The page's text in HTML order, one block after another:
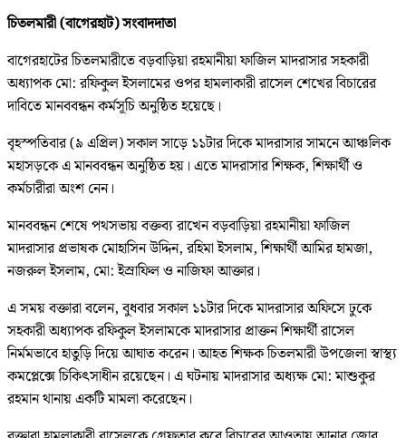
চিতলমারী (বাগেরহাট) সংবাদদাতা
বাগেরহাটের চিতলমারীতে বড়বাড়িয়া রহমানীয়া ফাজিল মাদরাসার সহকারী
অধ্যাপক মো: রফিকুল ইসলামের ওপর হামলাকারী রাসেল শেখের বিচারের
দাবিতে মানববন্ধন কর্মসূচি অনুষ্ঠিত হয়েছে।
বৃহস্পতিবার (৯ এপ্রিল) সকাল সাড়ে ১১টার দিকে মাদরাসার সামনে আঞ্চলিক
মহাসড়কে এ মানববন্ধন অনুষ্ঠিত হয়। এতে মাদরাসার শিক্ষক, শিক্ষার্থী ও
কর্মচারীরা অংশ নেন।
মানববন্ধন শেষে পথসভায় বক্তব্য রাখেন বড়বাড়িয়া রহমানীয়া ফাজিল
মাদরাসার প্রভাষক মোহাসিন উদ্দিন, রহিমা ইসলাম, শিক্ষার্থী আমির হামজা,
নজরুল ইসলাম, মো: ইস্রাফিল ও নাজিফা আক্তার।
এ সময় বক্তারা বলেন, বুধবার সকাল ১১টার দিকে মাদরাসার অফিসে ঢুকে
সহকারী অধ্যাপক রফিকুল ইসলামকে মাদরাসার প্রাক্তন শিক্ষার্থী রাসেল
নির্মমভাবে হাতুড়ি দিয়ে আঘাত করেন। আহত শিক্ষক চিতলমারী উপজেলা স্বাস্থ্য
কমপ্লেক্সে চিকিৎসাধীন রয়েছেন। এ ঘটনায় মাদরাসার অধ্যক্ষ মো: মাশুকুর
রহমান থানায় একটি মামলা করেছেন।